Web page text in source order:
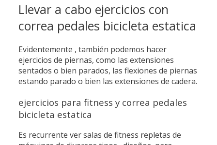
Llevar a cabo ejercicios con
correa pedales bicicleta estatica
Evidentemente , también podemos hacer
ejercicios de piernas, como las extensiones
sentados o bien parados, las flexiones de piernas
estando parado o bien las extensiones de cadera.
ejercicios para fitness y correa pedales
bicicleta estatica
Es recurrente ver salas de fitness repletas de